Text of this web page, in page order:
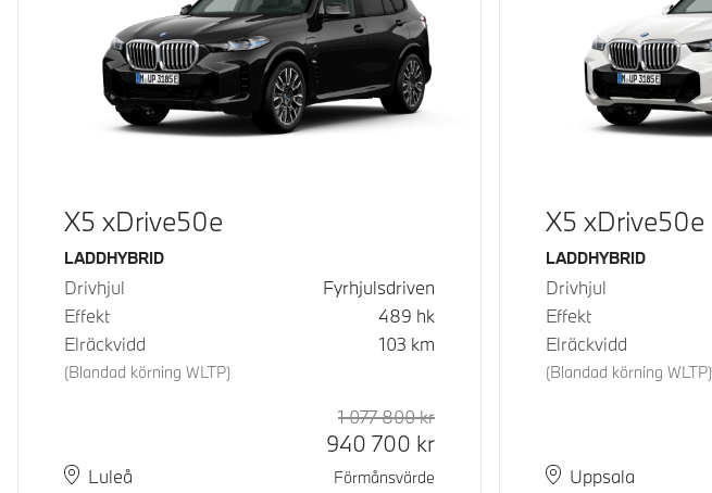
X5 xDrive50e
Bränsle
LADDHYBRID
Drivhjul
Fyrhjulsdriven
Effekt
489 hk
Elräckvidd
(Blandad körning WLTP)
103 km
PlatsLuleå
Leveranstid
Rek. ord pris
1 077 800krKontantpris
940 700 kr
Förmånsvärde
X5 xDrive50e
Bränsle
LADDHYBRID
Drivhjul
Effekt
Elräckvidd
(Blandad körning WLTP)
PlatsUppsala
Leveranstid